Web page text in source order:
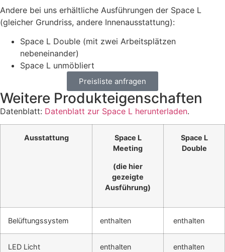
Andere bei uns erhältliche Ausführungen der Space L
(gleicher Grundriss, andere Innenausstattung):
Space L Double (mit zwei Arbeitsplätzen
nebeneinander)
Space L unmöbliert
Preisliste anfragen
Weitere Produkteigenschaften
Datenblatt: Datenblatt zur Space L herunterladen.
Ausstattung
Space L
Meeting
(die hier
gezeigte
Ausführung)
Space L
Double
Belüftungssystem enthalten enthalten
LED Licht enthalten enthalten